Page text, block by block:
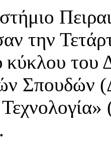
την
κύκλου του
Σπουδών